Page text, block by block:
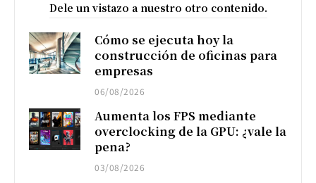
Dele un vistazo a nuestro otro contenido.
Cómo se ejecuta hoy la
construcción de oficinas para
empresas
06/08/2026
Aumenta los FPS mediante
overclocking de la GPU: ¿vale la
pena?
03/08/2026